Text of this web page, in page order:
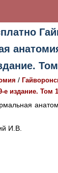
1268
тесты
/
е издание. Том
И.В.